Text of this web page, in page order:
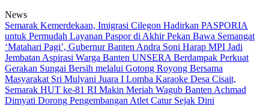
News
Semarak Kemerdekaan, Imigrasi Cilegon Hadirkan PASPORIA
untuk Permudah Layanan Paspor di Akhir Pekan Bawa Semangat
‘Matahari Pagi’, Gubernur Banten Andra Soni Harap MPI Jadi
Jembatan Aspirasi Warga Banten UNSERA Berdampak Perkuat
Gerakan Sungai Bersih melalui Gotong Royong Bersama
Masyarakat Sri Mulyani Juara I Lomba Karaoke Desa Cisait,
Semarak HUT ke-81 RI Makin Meriah Wagub Banten Achmad
Dimyati Dorong Pengembangan Atlet Catur Sejak Dini